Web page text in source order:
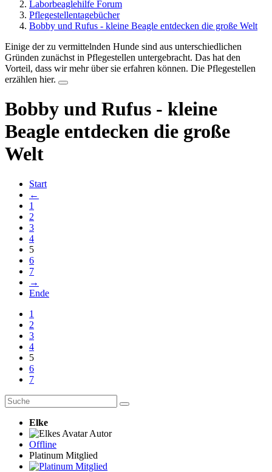
Laborbeaglehilfe Forum
Pflegestellentagebücher
Bobby und Rufus - kleine Beagle entdecken die große Welt
Einige der zu vermittelnden Hunde sind aus unterschiedlichen
Gründen zunächst in Pflegestellen untergebracht. Das hat den
Vorteil, dass wir mehr über sie erfahren können. Die Pflegestellen
erzählen hier.
Bobby und Rufus - kleine
Beagle entdecken die große
Welt
Start
←
1
2
3
4
5
6
7
→
Ende
1
2
3
4
5
6
7
Elke
Autor
Offline
Platinum Mitglied